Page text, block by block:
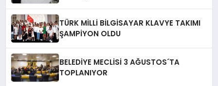
TÜRK MİLLİ BİLGİSAYAR KLAVYE TAKIMI
ŞAMPİYON OLDU
BELEDİYE MECLİSİ 3 AĞUSTOS´TA
TOPLANIYOR